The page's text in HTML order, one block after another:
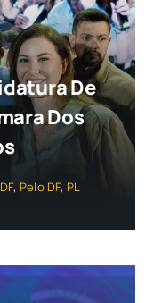
De
Dos
, Pelo DF, PL